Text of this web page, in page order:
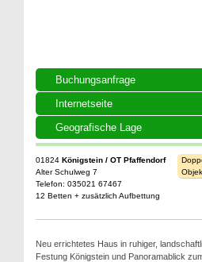
Buchungsanfrage
Internetseite
Geografische Lage
01824 Königstein / OT Pfaffendorf
Alter Schulweg 7
Telefon: 035021 67467
12 Betten + zusätzlich Aufbettung
Neu errichtetes Haus in ruhiger,
Festung Königstein und Panoramablick